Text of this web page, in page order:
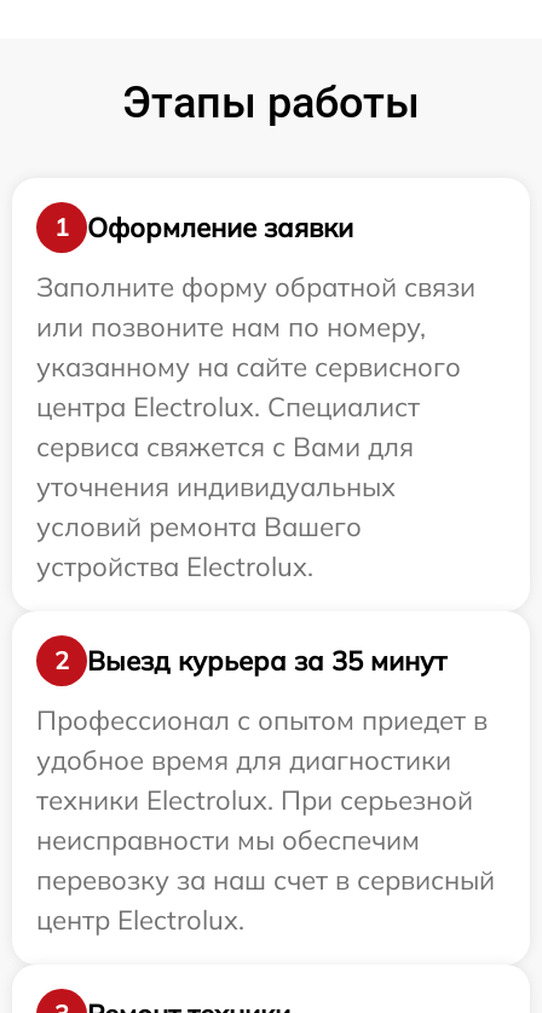
Этапы работы
1
Оформление заявки
Заполните форму обратной связи
или позвоните нам по номеру,
указанному на сайте сервисного
центра Electrolux. Специалист
сервиса свяжется с Вами для
уточнения индивидуальных
условий ремонта Вашего
устройства Electrolux.
2
Выезд курьера за 35 минут
Профессионал с опытом приедет в
удобное время для диагностики
техники Electrolux. При серьезной
неисправности мы обеспечим
перевозку за наш счет в сервисный
центр Electrolux.